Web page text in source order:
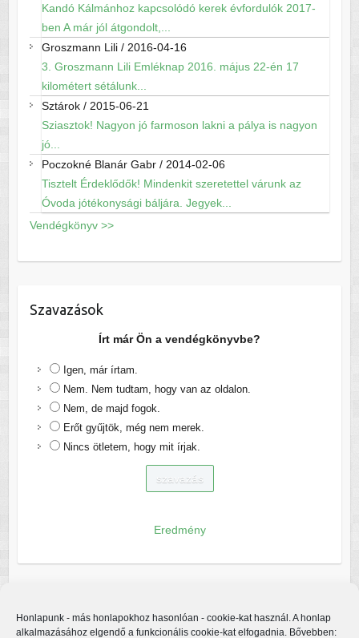
Honlapunk - más honlapokhoz hasonlóan - cookie-kat használ. A honlap
alkalmazásához elgendő a funkcionális cookie-kat elfogadnia. Bővebben:
Kandó Kálmánhoz kapcsolódó kerek évfordulók 2017-
ben A már jól átgondolt,...
Groszmann Lili/ 2016-04-16
3. Groszmann Lili Emléknap 2016. május 22-én 17
kilométert sétálunk...
Sztárok/ 2015-06-21
Sziasztok! Nagyon jó farmoson lakni a pálya is nagyon
jó...
Poczokné Blanár Gabr/ 2014-02-06
Tisztelt Érdeklődők! Mindenkit szeretettel várunk az
Óvoda jótékonysági báljára. Jegyek...
Vendégkönyv >>
Szavazások
Írt már Ön a vendégkönyvbe?
Igen, már írtam.
Nem. Nem tudtam, hogy van az oldalon.
Nem, de majd fogok.
Erőt gyűjtök, még nem merek.
Nincs ötletem, hogy mit írjak.
Eredmény